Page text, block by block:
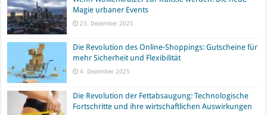
Magie urbaner Events
23. Dezember 2025
Die Revolution des Online-Shoppings: Gutscheine für
mehr Sicherheit und Flexibilität
4. Dezember 2025
Die Revolution der Fettabsaugung: Technologische
Fortschritte und ihre wirtschaftlichen Auswirkungen